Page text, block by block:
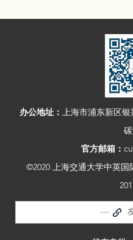
办公地址： 上海市浦东新区
官方邮箱：
©2020 上海交通大学中英国
---